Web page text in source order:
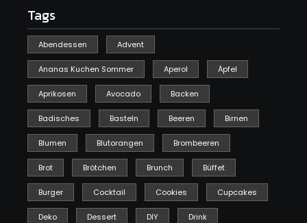
Tags
Abendessen Advent
Ananas Kuchen Sommer Aperol Äpfel
Aprikosen Avocado Backen
Badisches Basteln Beeren Birnen
Blumen Blutorangen Brombeeren
Brot Brötchen Brunch Büffet
Burger Cocktail Cookies Cupcakes
Deko Dessert DIY Drink